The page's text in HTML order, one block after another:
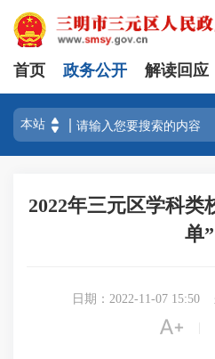
首页 政务公开 解读回应
2022年三元区学科类
单”
日期：2022-11-07 15:50
